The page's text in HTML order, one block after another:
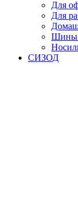
Для
Для
Шины
СИЗОД